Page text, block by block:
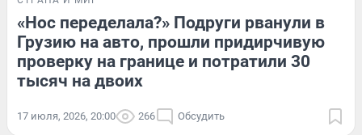
«Нос переделала?» Подруги рванули в
Грузию на авто, прошли придирчивую
проверку на границе и потратили 30
тысяч на двоих
17 июля, 2026, 20:00 266 Обсудить